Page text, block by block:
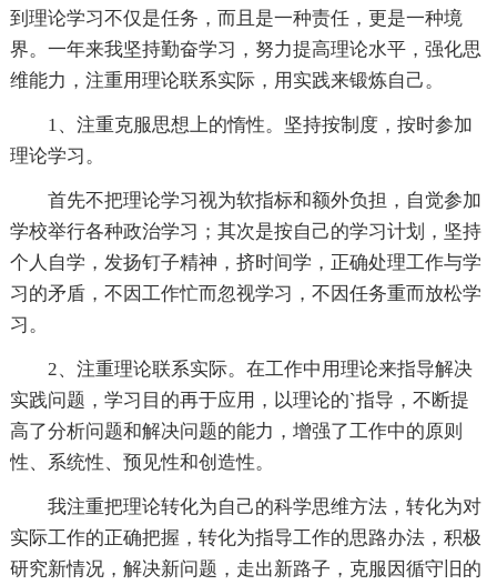
到理论学习不仅是任务，而且是一种责任，更是一种境
界。一年来我坚持勤奋学习，努力提高理论水平，强化思
维能力，注重用理论联系实际，用实践来锻炼自己。
1、注重克服思想上的惰性。坚持按制度，按时参加
理论学习。
首先不把理论学习视为软指标和额外负担，自觉参加
学校举行各种政治学习；其次是按自己的学习计划，坚持
个人自学，发扬钉子精神，挤时间学，正确处理工作与学
习的矛盾，不因工作忙而忽视学习，不因任务重而放松学
习。
2、注重理论联系实际。在工作中用理论来指导解决
实践问题，学习目的再于应用，以理论的`指导，不断提
高了分析问题和解决问题的能力，增强了工作中的原则
性、系统性、预见性和创造性。
我注重把理论转化为自己的科学思维方法，转化为对
实际工作的正确把握，转化为指导工作的思路办法，积极
研究新情况，解决新问题，走出新路子，克服因循守旧的